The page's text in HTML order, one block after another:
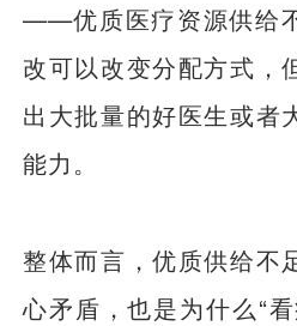
——优质医疗资源供给
改可以改变分配方式，
出大批量的好医生或者
能力。
整体而言，优质供给不
心矛盾，也是为什么“